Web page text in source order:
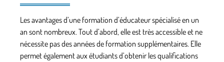
Les avantages d’une formation d’éducateur spécialisé en un
an sont nombreux. Tout d’abord, elle est très accessible et ne
nécessite pas des années de formation supplémentaires. Elle
permet également aux étudiants d’obtenir les qualifications